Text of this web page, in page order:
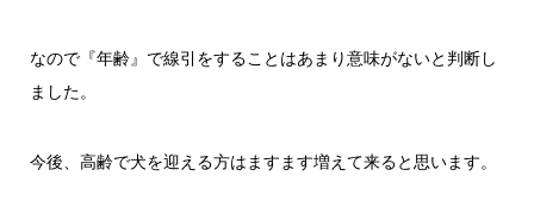
なので『年齢』で線引をすることはあまり意味がないと判断し
ました。
今後、高齢で犬を迎える方はますます増えて来ると思います。